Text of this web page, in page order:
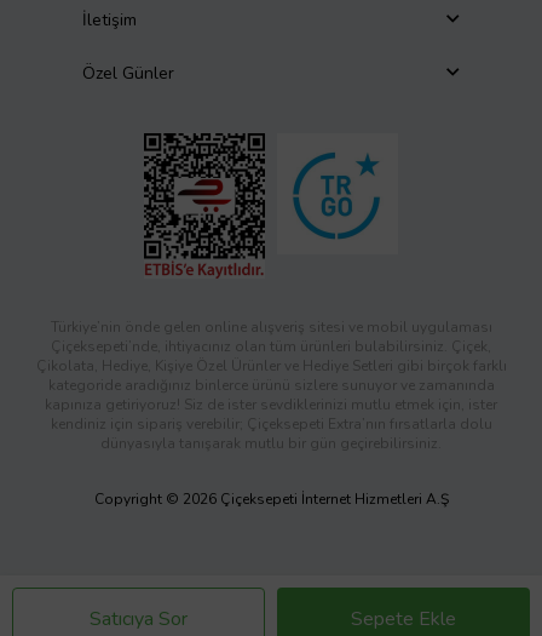
Satıcıya Sor Sepete Ekle
İletişim
Özel Günler
Türkiye’nin önde gelen online alışveriş sitesi ve mobil uygulaması
Çiçeksepeti’nde, ihtiyacınız olan tüm ürünleri bulabilirsiniz. Çiçek,
Çikolata, Hediye, Kişiye Özel Ürünler ve Hediye Setleri gibi birçok farklı
kategoride aradığınız binlerce ürünü sizlere sunuyor ve zamanında
kapınıza getiriyoruz! Siz de ister sevdiklerinizi mutlu etmek için, ister
kendiniz için sipariş verebilir; Çiçeksepeti Extra’nın fırsatlarla dolu
dünyasıyla tanışarak mutlu bir gün geçirebilirsiniz.
Copyright © 2026 Çiçeksepeti İnternet Hizmetleri A.Ş